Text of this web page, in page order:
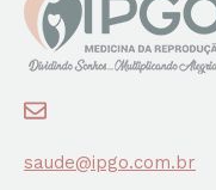
saude@ipgo.com.br